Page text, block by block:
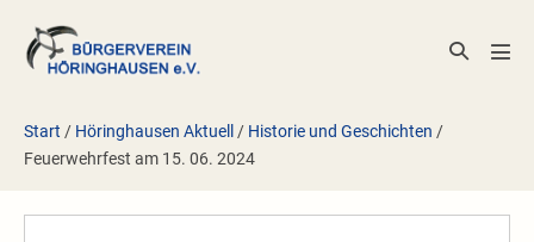
Inhalt
springen
Suche-
Start / Höringhausen Aktuell / Historie und Geschichten /
Feuerwehrfest am 15. 06. 2024